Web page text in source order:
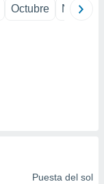
Octubre
Puesta del sol